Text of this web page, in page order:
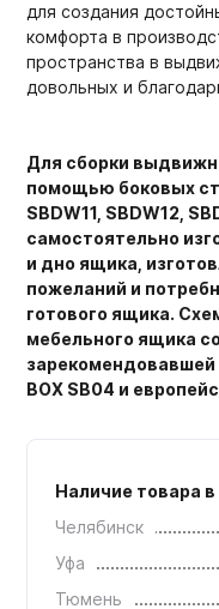
для создания
комфорта в
пространства в
довольных и
Для сборки
помощью боковых
SBDW11, SBDW12,
самостоятельно
и дно ящика,
пожеланий и
готового ящика.
мебельного ящика
зарекомендовавшей
BOX SB04 и
Наличие товара
Челябинск
Уфа
Тюмень